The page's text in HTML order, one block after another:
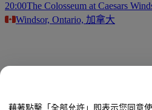
20:00The Colosseum at Caesars
Windsor, Ontario, 加拿大
藉著點擊「全部允許」即表示您同意